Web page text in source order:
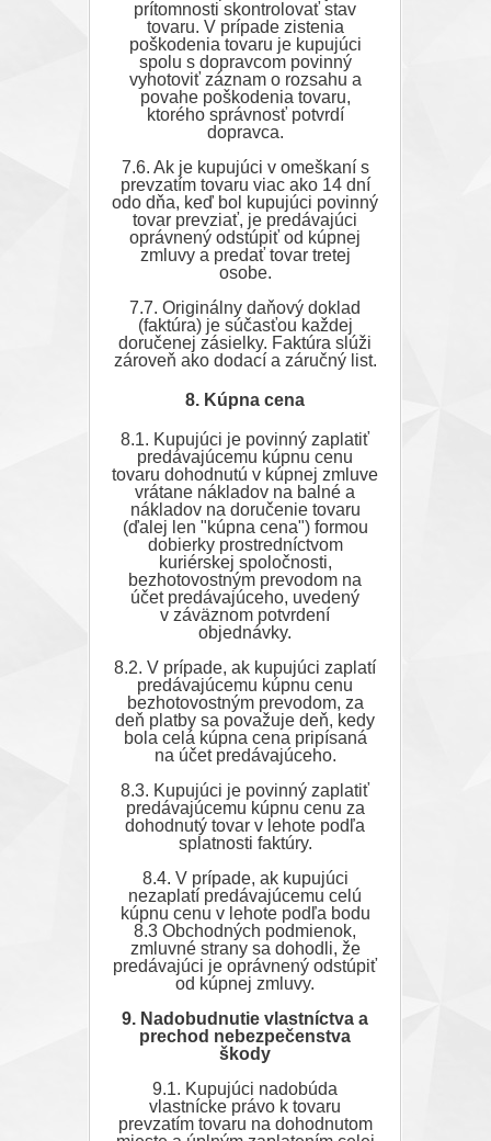
prítomnosti skontrolovať stav
tovaru. V prípade zistenia
poškodenia tovaru je kupujúci
spolu s dopravcom povinný
vyhotoviť záznam o rozsahu a
povahe poškodenia tovaru,
ktorého správnosť potvrdí
dopravca.
7.6. Ak je kupujúci v omeškaní s
prevzatím tovaru viac ako 14 dní
odo dňa, keď bol kupujúci povinný
tovar prevziať, je predávajúci
oprávnený odstúpiť od kúpnej
zmluvy a predať tovar tretej
osobe.
7.7. Originálny daňový doklad
(faktúra) je súčasťou každej
doručenej zásielky. Faktúra slúži
zároveň ako dodací a záručný list.
8. Kúpna cena
8.1. Kupujúci je povinný zaplatiť
predávajúcemu kúpnu cenu
tovaru dohodnutú v kúpnej zmluve
vrátane nákladov na balné a
nákladov na doručenie tovaru
(ďalej len "kúpna cena") formou
dobierky prostredníctvom
kuriérskej spoločnosti,
bezhotovostným prevodom na
účet predávajúceho, uvedený
v záväznom potvrdení
objednávky.
8.2. V prípade, ak kupujúci zaplatí
predávajúcemu kúpnu cenu
bezhotovostným prevodom, za
deň platby sa považuje deň, kedy
bola celá kúpna cena pripísaná
na účet predávajúceho.
8.3. Kupujúci je povinný zaplatiť
predávajúcemu kúpnu cenu za
dohodnutý tovar v lehote podľa
splatnosti faktúry.
8.4. V prípade, ak kupujúci
nezaplatí predávajúcemu celú
kúpnu cenu v lehote podľa bodu
8.3 Obchodných podmienok,
zmluvné strany sa dohodli, že
predávajúci je oprávnený odstúpiť
od kúpnej zmluvy.
9. Nadobudnutie vlastníctva a
prechod nebezpečenstva
škody
9.1. Kupujúci nadobúda
vlastnícke právo k tovaru
prevzatím tovaru na dohodnutom